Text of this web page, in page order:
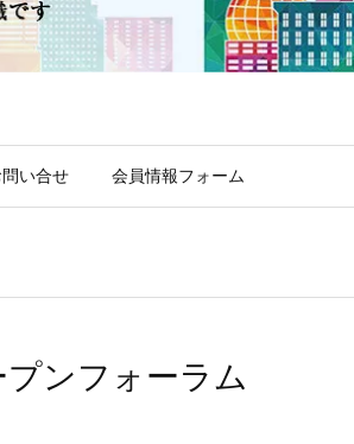
問い合せ 会員情報フォーム
プンフォーラム